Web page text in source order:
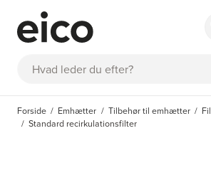
Søg
Forside Emhætter Tilbehør til emhætter
Standard recirkulationsfilter